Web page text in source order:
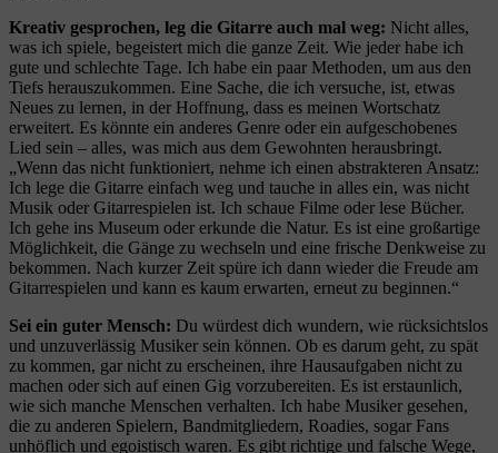
Kreativ gesprochen, leg die Gitarre auch mal weg: Nicht alles,
was ich spiele, begeistert mich die ganze Zeit. Wie jeder habe ich
gute und schlechte Tage. Ich habe ein paar Methoden, um aus den
Tiefs herauszukommen. Eine Sache, die ich versuche, ist, etwas
Neues zu lernen, in der Hoffnung, dass es meinen Wortschatz
erweitert. Es könnte ein anderes Genre oder ein aufgeschobenes
Lied sein – alles, was mich aus dem Gewohnten herausbringt.
„Wenn das nicht funktioniert, nehme ich einen abstrakteren Ansatz:
Ich lege die Gitarre einfach weg und tauche in alles ein, was nicht
Musik oder Gitarrespielen ist. Ich schaue Filme oder lese Bücher.
Ich gehe ins Museum oder erkunde die Natur. Es ist eine großartige
Möglichkeit, die Gänge zu wechseln und eine frische Denkweise zu
bekommen. Nach kurzer Zeit spüre ich dann wieder die Freude am
Gitarrespielen und kann es kaum erwarten, erneut zu beginnen.“
Sei ein guter Mensch: Du würdest dich wundern, wie rücksichtslos
und unzuverlässig Musiker sein können. Ob es darum geht, zu spät
zu kommen, gar nicht zu erscheinen, ihre Hausaufgaben nicht zu
machen oder sich auf einen Gig vorzubereiten. Es ist erstaunlich,
wie sich manche Menschen verhalten. Ich habe Musiker gesehen,
die zu anderen Spielern, Bandmitgliedern, Roadies, sogar Fans
unhöflich und egoistisch waren. Es gibt richtige und falsche Wege,